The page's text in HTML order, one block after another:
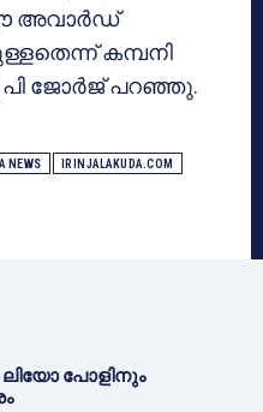
അവാർഡ്
കമ്പനി
പി ജോർജ് പറഞ്ഞു.
NEWS IRINJALAKUDA.COM
പോളിനും